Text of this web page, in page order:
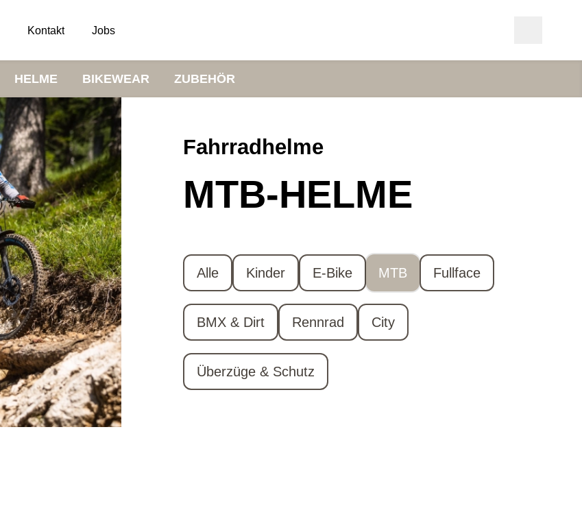
Kontakt Jobs
HELME BIKEWEAR ZUBEHÖR
Fahrradhelme
MTB-HELME
Alle Kinder E-Bike MTB Fullface
BMX & Dirt Rennrad City
Überzüge & Schutz